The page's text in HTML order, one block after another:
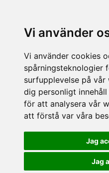
Vi använder
Vi använder cookies
spårningsteknologier
surfupplevelse på
dig personligt
för att analysera vår
att förstå var våra
Jag
Jag